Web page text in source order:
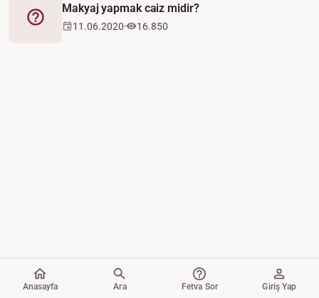
Fetva
Makyaj yapmak caiz midir?
11.06.2020 16.850
Anasayfa Ara Fetva Sor Giriş Yap